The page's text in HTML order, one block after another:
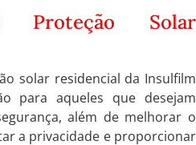
Proteção Solar
solar residencial da Insulfilm
para aqueles que desejam
além de melhorar o
a privacidade e proporcionar